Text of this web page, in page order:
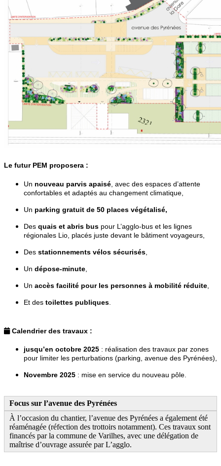
Le futur PEM proposera :
Un nouveau parvis apaisé , avec des espaces d’attente
confortables et adaptés au changement climatique,
Un parking gratuit de 50 places végétalisé,
Des quais et abris bus pour L’agglo-bus et les lignes
régionales Lio, placés juste devant le bâtiment voyageurs,
Des stationnements vélos sécurisés
Un dépose-minute
Un accès facilité pour les personnes à mobilité réduite
Et des toilettes publiques
Calendrier des travaux :
jusqu’en octobre 2025 : réalisation des travaux par zones
pour limiter les perturbations (parking, avenue des Pyrénées),
Novembre 2025 : mise en service du nouveau pôle.
Focus sur l’avenue des Pyrénées
À l’occasion du chantier, l’avenue des Pyrénées a également été
réaménagée (réfection des trottoirs notamment). Ces travaux sont
financés par la commune de Varilhes, avec une délégation de
maîtrise d’ouvrage assurée par L’agglo.